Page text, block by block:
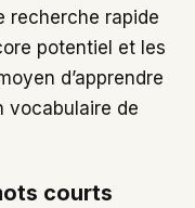
recherche rapide
potentiel et les
d’apprendre
vocabulaire de
courts